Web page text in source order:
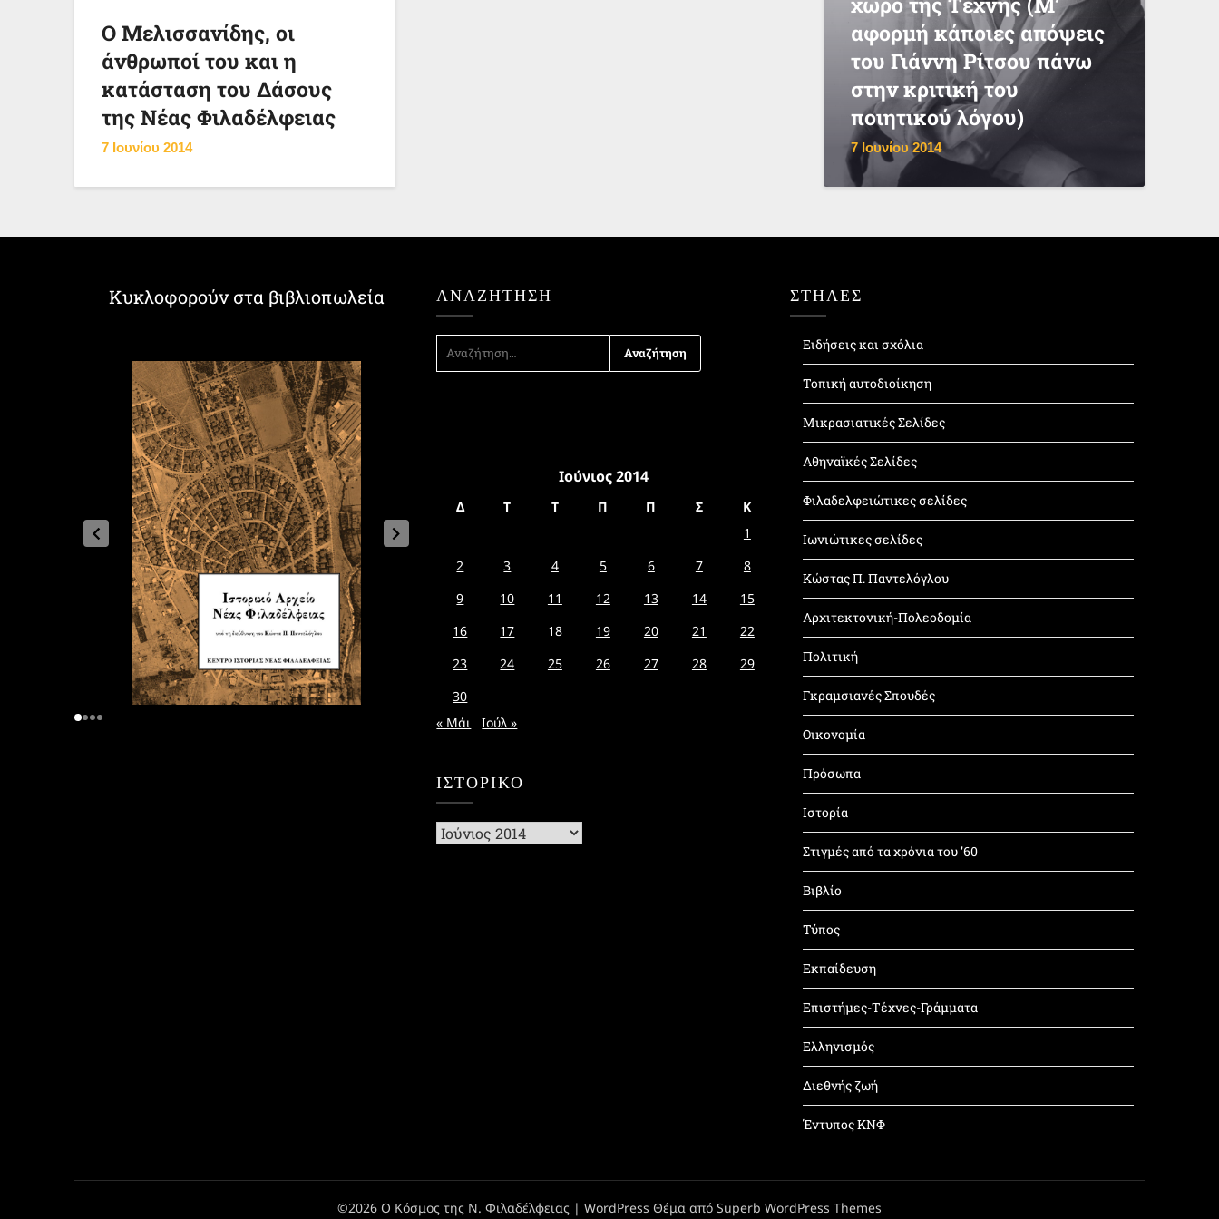
Ο Μελισσανίδης, οι
άνθρωποί του και η
κατάσταση του Δάσους
της Νέας Φιλαδέλφειας
7 Ιουνίου 2014
αφορμή κάποιες απόψεις
του Γιάννη Ρίτσου πάνω
στην κριτική του
ποιητικού λόγου)
7 Ιουνίου 2014
Κυκλοφορούν στα βιβλιοπωλεία ΑΝΑΖΉΤΗΣΗ
ΓΙΑ:
Ιούνιος 2014
Δ Τ Τ Π Π Σ
Κ
1
2
3 4 5 6 7
8
9
10 11 12 13 14
15
16
17 18 19 20 21
22
23
24 25 26 27 28
29
30
« Μάι
Ιούλ »
ΙΣΤΟΡΙΚΌ
Ιστορικό
ΣΤΗΛΕΣ
Ειδήσεις και σχόλια
Τοπική αυτοδιοίκηση
Μικρασιατικές Σελίδες
Αθηναϊκές Σελίδες
Φιλαδελφειώτικες σελίδες
Ιωνιώτικες σελίδες
Κώστας Π. Παντελόγλου
Αρχιτεκτονική-Πολεοδομία
Πολιτική
Γκραμσιανές Σπουδές
Οικονομία
Πρόσωπα
Ιστορία
Στιγμές από τα χρόνια του ’60
Βιβλίο
Τύπος
Εκπαίδευση
Επιστήμες-Τέχνες-Γράμματα
Ελληνισμός
Διεθνής ζωή
Έντυπος ΚΝΦ
©2026 Ο Κόσμος της Ν. Φιλαδέλφειας | WordPress Θέμα από Superb WordPress Themes